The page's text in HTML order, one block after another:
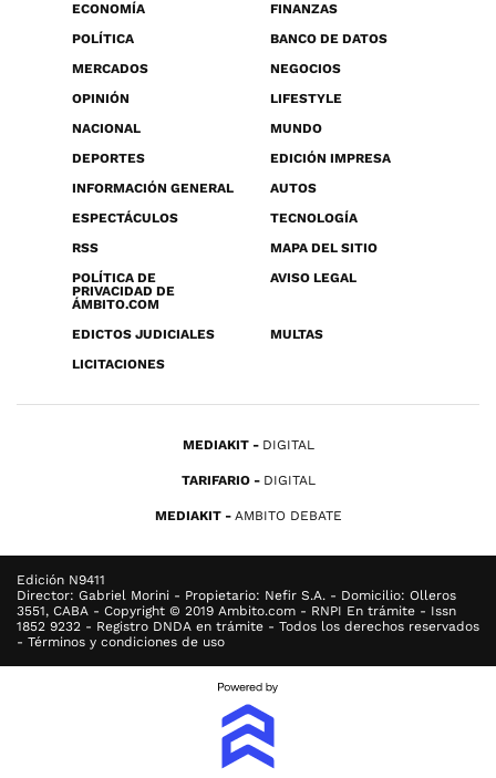
ECONOMÍA
FINANZAS
POLÍTICA
BANCO DE DATOS
MERCADOS
NEGOCIOS
OPINIÓN
LIFESTYLE
NACIONAL
MUNDO
DEPORTES
EDICIÓN IMPRESA
INFORMACIÓN GENERAL
AUTOS
ESPECTÁCULOS
TECNOLOGÍA
RSS
MAPA DEL SITIO
POLÍTICA DE
PRIVACIDAD DE
ÁMBITO.COM
AVISO LEGAL
EDICTOS JUDICIALES
MULTAS
LICITACIONES
MEDIAKIT DIGITAL
TARIFARIO DIGITAL
MEDIAKIT AMBITO DEBATE
Edición N9411
Director: Gabriel Morini - Propietario: Nefir S.A. - Domicilio: Olleros
3551, CABA - Copyright © 2019 Ambito.com - RNPI En trámite - Issn
1852 9232 - Registro DNDA en trámite - Todos los derechos reservados
- Términos y condiciones de uso